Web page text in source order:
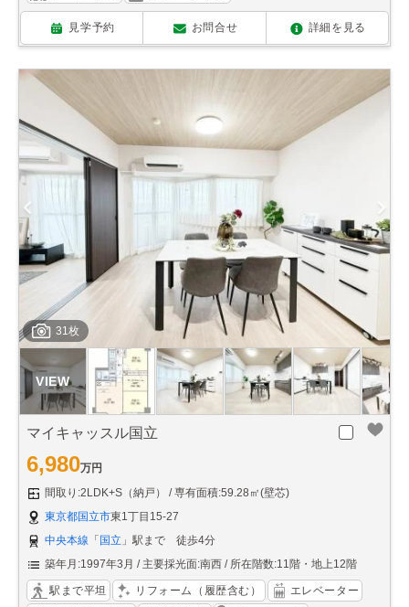
見学予約 お問合せ 詳細を見る
31枚
マイキャッスル国立
6,980万円
間取り:2LDK+S（納戸）
専有面積:59.28㎡(壁芯)
東京都国立市東1丁目15-27
中央本線 「 国立 」駅まで 徒歩4分
築年月:1997年3月
主要採光面:南西 所在階数:11階・地上12階
駅まで平坦 リフォーム（履歴含む）
エレベーター